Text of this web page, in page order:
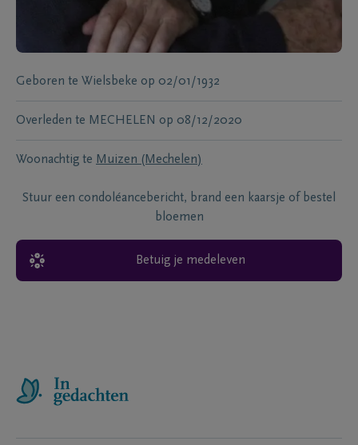
Geboren te Wielsbeke op 02/01/1932
Overleden te MECHELEN op 08/12/2020
Woonachtig te Muizen (Mechelen)
Stuur een condoléancebericht, brand een kaarsje of bestel
bloemen
Betuig je medeleven